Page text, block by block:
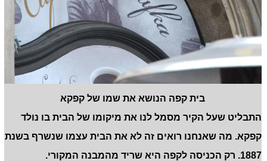
בית קפה הנושא את שמו של קפקא
התבליט שעל הקיר מסמל לנו את מיקומו של הבית בו נולד
קפקא. מה שאנחנו רואים זה לא את הבית עצמו שנשרף בשנת
1887. רק הכניסה לקפה היא שריד מהמבנה המקורי.